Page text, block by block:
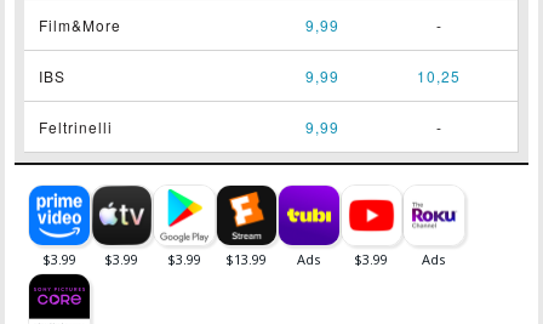
Film&More 9,99 -
IBS 9,99 10,25
Feltrinelli 9,99 -